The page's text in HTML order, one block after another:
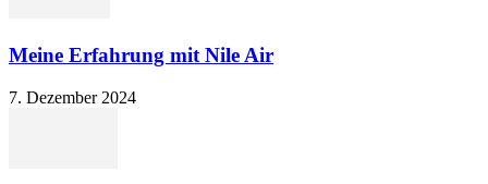
Meine Erfahrung mit Nile Air
7. Dezember 2024